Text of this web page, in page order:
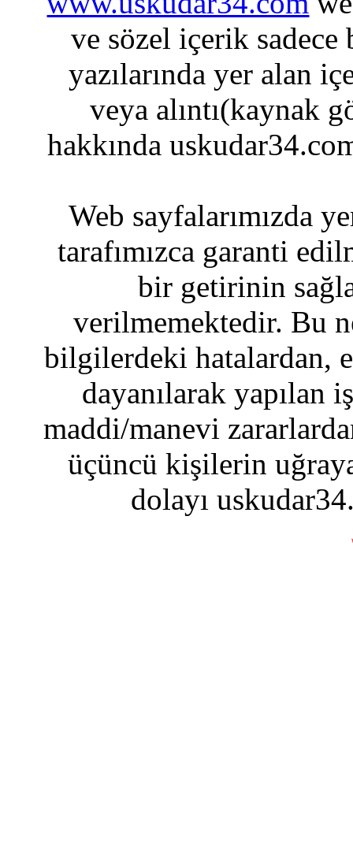
ve sözel içerik sadece
yazılarında yer alan
veya alıntı(kaynak
hakkında
Web sayfalarımızda
tarafımızca garanti
bir getirinin
verilmemektedir. Bu
bilgilerdeki hatalardan,
dayanılarak yapılan
maddi/manevi
üçüncü kişilerin
dolayı